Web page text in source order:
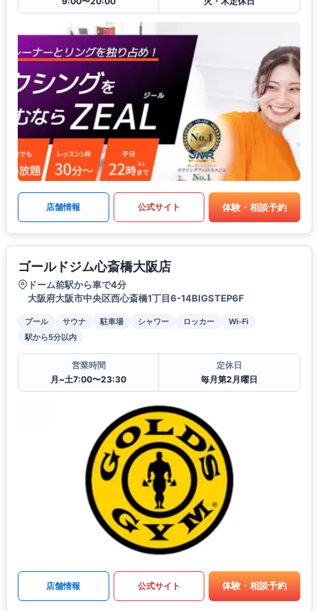
店舗情報 公式サイト 体験・相談予約
ゴールドジム心斎橋大阪店
ドーム前駅から車で4分
大阪府大阪市中央区西心斎橋1丁目6-14BIGSTEP6F
プール サウナ 駐車場 シャワー ロッカー
Wi-Fi
駅から5分以内
営業時間
月~土7:00〜23:30
定休日
毎月第2月曜日
店舗情報 公式サイト 体験・相談予約